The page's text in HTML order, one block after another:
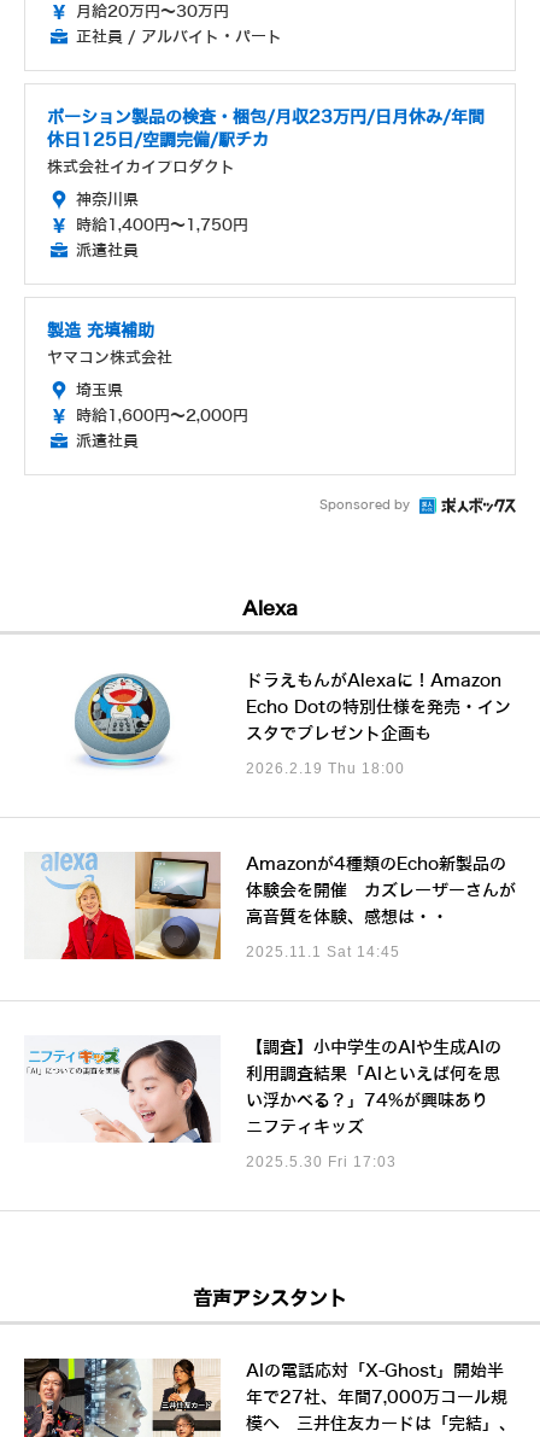
月給20万円～30万円
正社員 / アルバイト・パート
ポーション製品の検査・梱包/月収23万円/日月休み/年間
休日125日/空調完備/駅チカ
株式会社イカイプロダクト
神奈川県
時給1,400円～1,750円
派遣社員
製造 充填補助
ヤマコン株式会社
埼玉県
時給1,600円～2,000円
派遣社員
Sponsored by
Alexa
ドラえもんがAlexaに！Amazon
Echo Dotの特別仕様を発売・イン
スタでプレゼント企画も
2026.2.19 Thu 18:00
Amazonが4種類のEcho新製品の
体験会を開催 カズレーザーさんが
高音質を体験、感想は・・
2025.11.1 Sat 14:45
【調査】小中学生のAIや生成AIの
利用調査結果「AIといえば何を思
い浮かべる？」74%が興味あり
ニフティキッズ
2025.5.30 Fri 17:03
音声アシスタント
AIの電話応対「X-Ghost」開始半
年で27社、年間7,000万コール規
模へ 三井住友カードは「完結」、